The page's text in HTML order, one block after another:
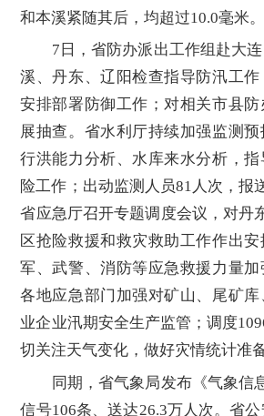
和本溪紧随其后，均超过10.0毫米。
7日，省防办派出工作组赴大连
溪、丹东、辽阳检查指导防汛工作
安排部署防御工作；对相关市县
展抽查。省水利厅持续加强监测
行洪能力分析、水库来水分析，
险工作；出动监测人员81人次，报
省应急厅召开专题调度会议，对丹
区抢险救援和救灾救助工作作出
军、武警、消防等应急救援力量
各地应急部门加强对矿山、尾矿
业企业汛期安全生产监管；调度
切关注天气变化，做好灾情统计准备
同期，省气象局发布《气象信
信号106条、送达26.3万人次。省